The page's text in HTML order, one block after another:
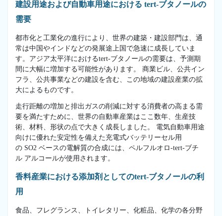
建設用途および自動車用途における tert-ブタノールの
需要
都市化と工業化の進行により、世界の建築・建設部門は、通
常は中国やインドなどの発展途上国で急速に成長していま
す。アジア太平洋におけるtert-ブタノールの需要は、予測期
間に大幅に増加する可能性があります。 商業ビル、公共イン
フラ、公共事業などの建設を含む、この地域の建設産業の拡
大によるものです。
走行距離の増加と排出ガスの削減に対する消費者の高まる需
要を満たすために、世界の自動車産業はここ数年、生産技
術、材料、形状の点で大きく成長しました。 電気自動車用途
向けに優れた安定性を備えた充電式バッテリーセル用
の SO2 ベースの電解質の合成には、ペルフルオロ-tert-ブチ
ル アルコールが使用されます。
香料産業における添加剤としてのtert-ブタノールの利
用
食品、フレグランス、トイレタリー、化粧品、化学の各分野